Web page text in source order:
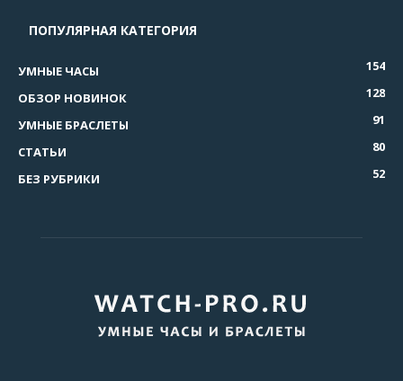
ПОПУЛЯРНАЯ КАТЕГОРИЯ
УМНЫЕ ЧАСЫ
154
ОБЗОР НОВИНОК
128
УМНЫЕ БРАСЛЕТЫ
91
СТАТЬИ
80
БЕЗ РУБРИКИ
52